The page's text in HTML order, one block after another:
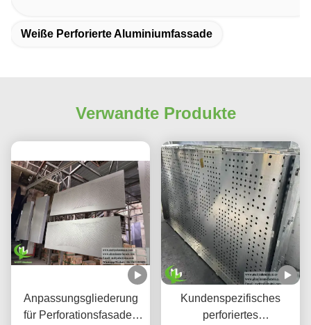
Weiße Perforierte Aluminiumfassade
Verwandte Produkte
Anpassungsgliederung
für Perforationsfasaden
Kundenspezifisches
perforiertes